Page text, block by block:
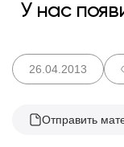
У нас
26.04.2013
Отправить